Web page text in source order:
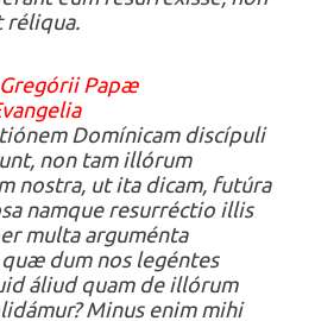
réliqua.
Papæ
Domínicam discípuli
non tam illórum
nostra, ut ita dicam, futúra
namque resurréctio illis
multa arguménta
dum nos legéntes
áliud quam de illórum
Minus enim mihi